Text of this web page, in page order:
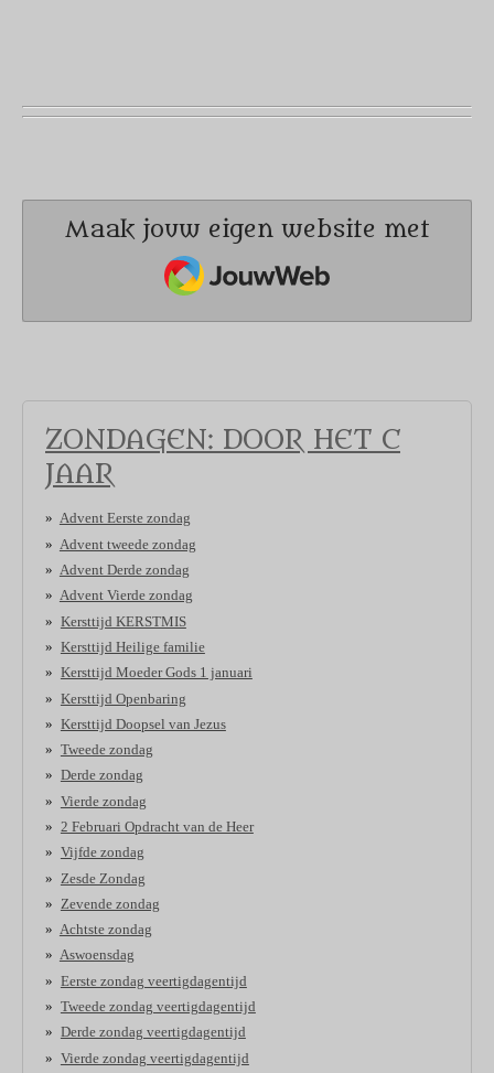
Maak jouw eigen website met
JouwWeb
ZONDAGEN: DOOR HET C
JAAR
Advent Eerste zondag
Advent tweede zondag
Advent Derde zondag
Advent Vierde zondag
Kersttijd KERSTMIS
Kersttijd Heilige familie
Kersttijd Moeder Gods 1 januari
Kersttijd Openbaring
Kersttijd Doopsel van Jezus
Tweede zondag
Derde zondag
Vierde zondag
2 Februari Opdracht van de Heer
Vijfde zondag
Zesde Zondag
Zevende zondag
Achtste zondag
Aswoensdag
Eerste zondag veertigdagentijd
Tweede zondag veertigdagentijd
Derde zondag veertigdagentijd
Vierde zondag veertigdagentijd